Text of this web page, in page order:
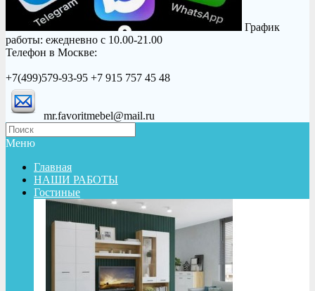
График
работы: ежедневно с 10.00-21.00
Телефон в Москве:
+7(499)579-93-95 +7 915 757 45 48
mr.favoritmebel@mail.ru
Меню
Главная
НАШИ РАБОТЫ
Гостиные